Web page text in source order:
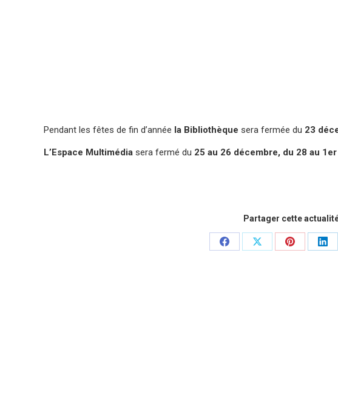
Pendant les fêtes de fin d’année la Bibliothèque sera fermée du 23
L’Espace Multimédia sera fermé du 25 au 26 décembre, du 28 au
Partager cette
PartagerPartagerPartager